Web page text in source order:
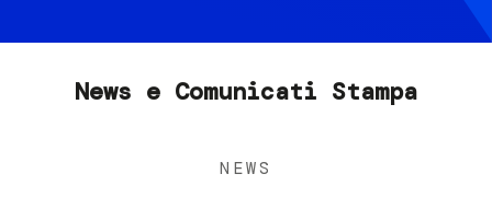
News e Comunicati Stampa
NEWS